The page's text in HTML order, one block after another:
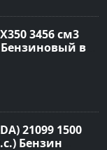
3456 см3
в
Авторынок23
21099 1500
Бензин